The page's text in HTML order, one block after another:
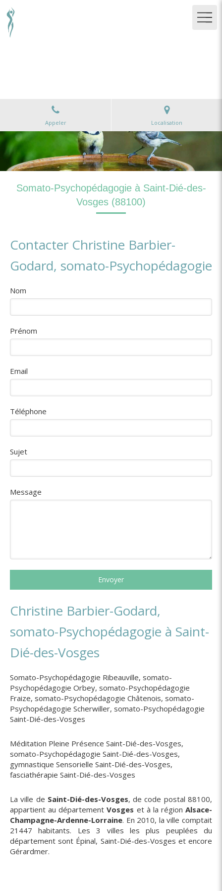
Appeler Localisation
Somato-Psychopédagogie à Saint-Dié-des-
Vosges (88100)
Contacter Christine Barbier-
Godard, somato-Psychopédagogie
Nom
Prénom
Email
Téléphone
Sujet
Message
Envoyer
Christine Barbier-Godard,
somato-Psychopédagogie à Saint-
Dié-des-Vosges
Somato-Psychopédagogie Ribeauville, somato-
Psychopédagogie Orbey, somato-Psychopédagogie
Fraize, somato-Psychopédagogie Châtenois, somato-
Psychopédagogie Scherwiller, somato-Psychopédagogie
Saint-Dié-des-Vosges
Méditation Pleine Présence Saint-Dié-des-Vosges,
somato-Psychopédagogie Saint-Dié-des-Vosges,
gymnastique Sensorielle Saint-Dié-des-Vosges,
fasciathérapie Saint-Dié-des-Vosges
La ville de Saint-Dié-des-Vosges, de code postal 88100,
appartient au départementVosges et à la région Alsace-
Champagne-Ardenne-Lorraine. En 2010, la ville comptait
21447 habitants. Les 3 villes les plus peuplées du
département sont Épinal, Saint-Dié-des-Vosges et encore
Gérardmer.